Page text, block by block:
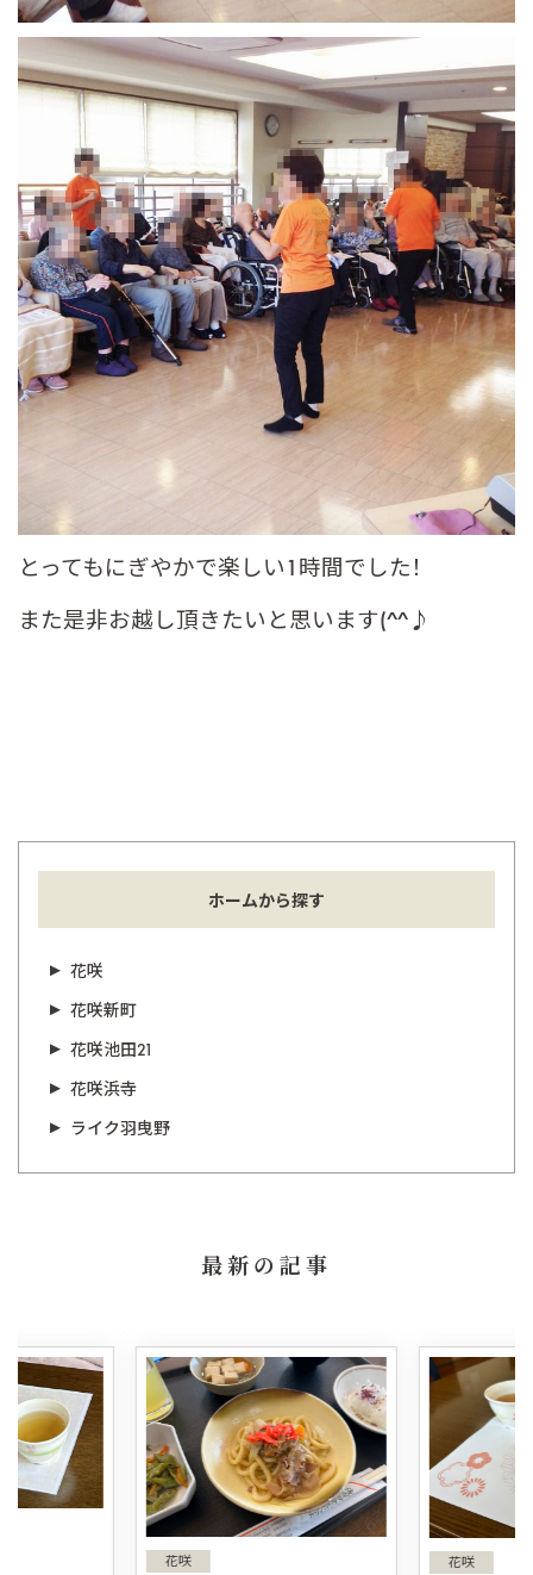
とってもにぎやかで楽しい1時間でした！
また是非お越し頂きたいと思います(^^♪
ホームから探す
花咲
花咲新町
花咲池田21
花咲浜寺
ライク羽曳野
最新の記事
花咲 花咲